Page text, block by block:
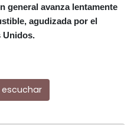
general avanza lentamente
agudizada por el
Unidos.
escuchar